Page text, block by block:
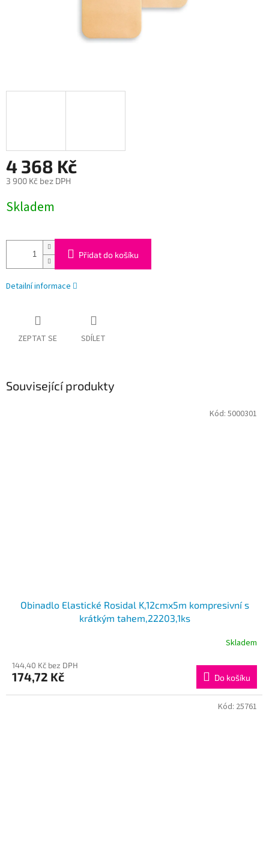
4 368 Kč
3 900 Kč bez DPH
cena:
Skladem
Přidat do košíku
Detailní informace
ZEPTAT SE SDÍLET
Související produkty
Obinadlo Elastické Rosidal K,12cmx5m kompresivní s
krátkým tahem,22203,1ks
Skladem
144,40 Kč bez DPH
174,72 Kč Do košíku
Kód: 5000301
Kód: 25761